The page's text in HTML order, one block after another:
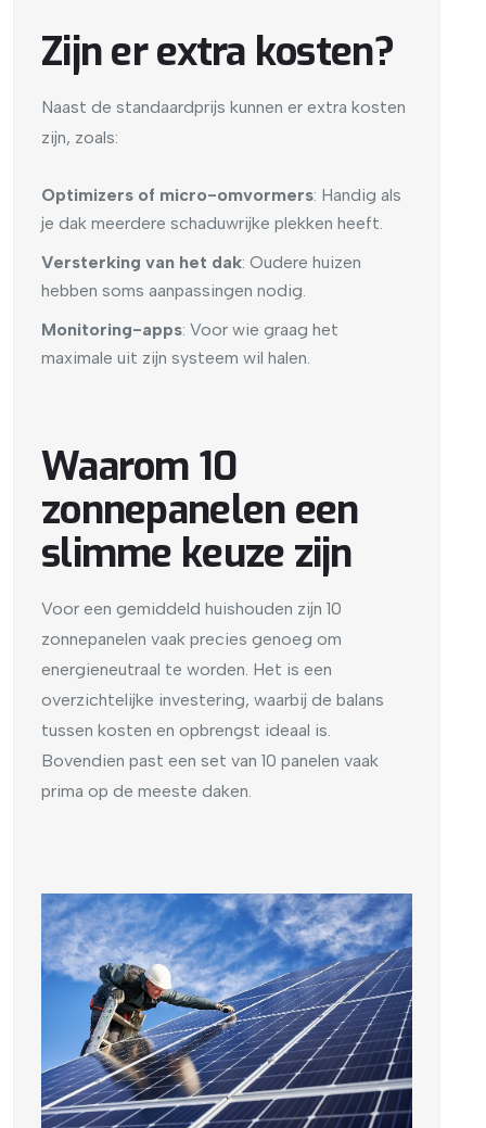
Zijn er extra kosten?
Naast de standaardprijs kunnen er extra kosten
zijn, zoals:
Optimizers of micro-omvormers: Handig als
je dak meerdere schaduwrijke plekken heeft.
Versterking van het dak: Oudere huizen
hebben soms aanpassingen nodig.
Monitoring-apps: Voor wie graag het
maximale uit zijn systeem wil halen.
Waarom 10
zonnepanelen een
slimme keuze zijn
Voor een gemiddeld huishouden zijn 10
zonnepanelen vaak precies genoeg om
energieneutraal te worden. Het is een
overzichtelijke investering, waarbij de balans
tussen kosten en opbrengst ideaal is.
Bovendien past een set van 10 panelen vaak
prima op de meeste daken.